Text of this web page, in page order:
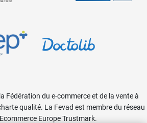
Fédération du e-commerce et de la vente à
qualité. La Fevad est membre du réseau
Europe Trustmark.